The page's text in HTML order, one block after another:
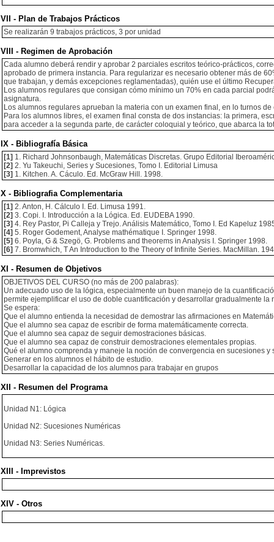
VII - Plan de Trabajos Prácticos
Se realizarán 9 trabajos prácticos, 3 por unidad
VIII - Regimen de Aprobación
Cada alumno deberá rendir y aprobar 2 parciales escritos teórico-prácticos,
aprobado de primera instancia. Para regularizar es necesario obtener más de
que trabajan, y demás excepciones reglamentadas), quién use el último
Los alumnos regulares que consigan cómo mínimo un 70% en cada parcial
asignatura.
Los alumnos regulares aprueban la materia con un examen final, en lo turnos
Para los alumnos libres, el examen final consta de dos instancias: la primera,
para acceder a la segunda parte, de carácter coloquial y teórico, que abarca la
IX - Bibliografía Básica
[1] 1. Richard Johnsonbaugh, Matemáticas Discretas. Grupo Editorial
[2] 2. Yu Takeuchi, Series y Sucesiones, Tomo I. Editorial Limusa
[3] 1. Kitchen. A. Cáculo. Ed. McGraw Hill. 1998.
X - Bibliografia Complementaria
[1] 2. Anton, H. Cálculo I. Ed. Limusa 1991.
[2] 3. Copi. I. Introducción a la Lógica. Ed. EUDEBA 1990.
[3] 4. Rey Pastor, Pi Calleja y Trejo. Análisis Matemático, Tomo I. Ed Kapeluz
[4] 5. Roger Godement, Analyse mathématique I. Springer 1998.
[5] 6. Poyla, G & Szegö, G. Problems and theorems in Analysis I. Springer 1998.
[6] 7. Bromwhich, T An Introduction to the Theory of Infinite Series. MacMillan.
XI - Resumen de Objetivos
OBJETIVOS DEL CURSO (no más de 200 palabras):
Un adecuado uso de la lógica, especialmente un buen manejo de la
permite ejemplificar el uso de doble cuantificación y desarrollar gradualmente la
Se espera:
Que el alumno entienda la necesidad de demostrar las afirmaciones en
Que el alumno sea capaz de escribir de forma matemáticamente correcta.
Que el alumno sea capaz de seguir demostraciones básicas.
Que el alumno sea capaz de construir demostraciones elementales propias.
Qué el alumno comprenda y maneje la noción de convergencia en sucesiones y
Generar en los alumnos el hábito de estudio.
Desarrollar la capacidad de los alumnos para trabajar en grupos
XII - Resumen del Programa
Unidad N1: Lógica
Unidad N2: Sucesiones Numéricas
Unidad N3: Series Numéricas.
XIII - Imprevistos
XIV - Otros